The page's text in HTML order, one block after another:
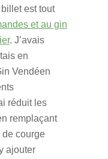
est tout
et au gin
. J’avais
en
Vendéen
réduit les
remplaçant
de courge
ajouter